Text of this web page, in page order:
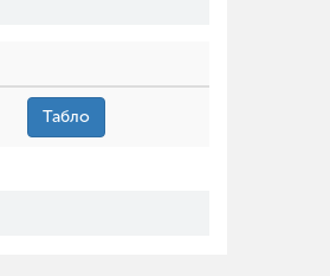
Табло